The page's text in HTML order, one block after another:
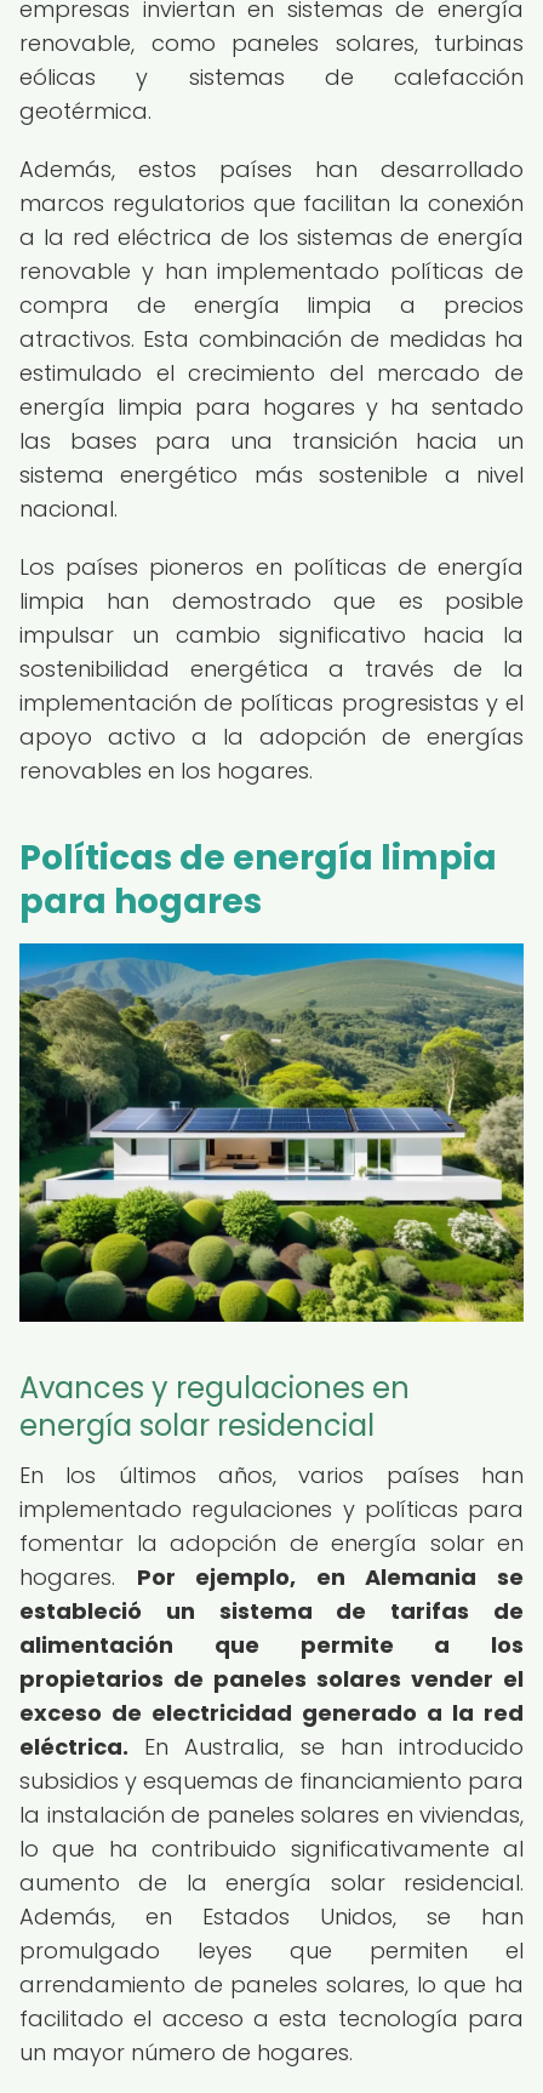
empresas inviertan en sistemas de energía
renovable, como paneles solares, turbinas
eólicas y sistemas de calefacción
geotérmica.
Además, estos países han desarrollado
marcos regulatorios que facilitan la conexión
a la red eléctrica de los sistemas de energía
renovable y han implementado políticas de
compra de energía limpia a precios
atractivos. Esta combinación de medidas ha
estimulado el crecimiento del mercado de
energía limpia para hogares y ha sentado
las bases para una transición hacia un
sistema energético más sostenible a nivel
nacional.
Los países pioneros en políticas de energía
limpia han demostrado que es posible
impulsar un cambio significativo hacia la
sostenibilidad energética a través de la
implementación de políticas progresistas y el
apoyo activo a la adopción de energías
renovables en los hogares.
Políticas de energía limpia
para hogares
Avances y regulaciones en
energía solar residencial
En los últimos años, varios países han
implementado regulaciones y políticas para
fomentar la adopción de energía solar en
hogares. Por ejemplo, en Alemania se
estableció un sistema de tarifas de
alimentación que permite a los
propietarios de paneles solares vender el
exceso de electricidad generado a la red
eléctrica. En Australia, se han introducido
subsidios y esquemas de financiamiento para
la instalación de paneles solares en viviendas,
lo que ha contribuido significativamente al
aumento de la energía solar residencial.
Además, en Estados Unidos, se han
promulgado leyes que permiten el
arrendamiento de paneles solares, lo que ha
facilitado el acceso a esta tecnología para
un mayor número de hogares.